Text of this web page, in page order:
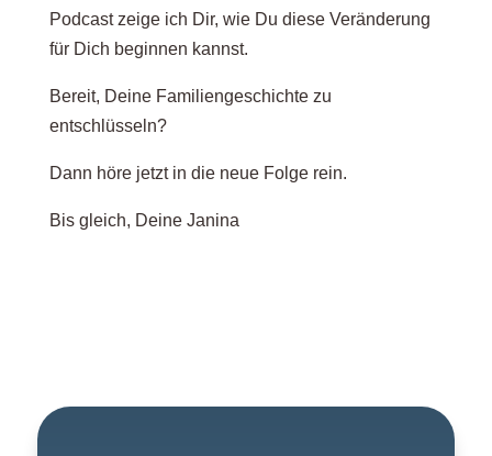
Podcast zeige ich Dir, wie Du diese Veränderung
für Dich beginnen kannst.
Bereit, Deine Familiengeschichte zu
entschlüsseln?
Dann höre jetzt in die neue Folge rein.
Bis gleich, Deine Janina